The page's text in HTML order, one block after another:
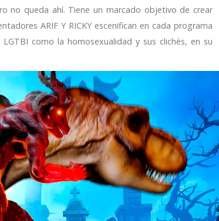
no queda ahí. Tiene un marcado objetivo de crear
ARIF Y RICKY escenifican en cada programa
como la homosexualidad y sus clichés, en su